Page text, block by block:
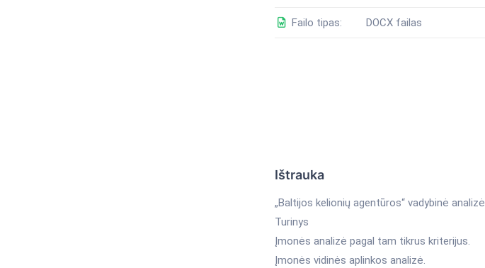
Failo tipas: DOCX failas
Ištrauka
„Baltijos kelionių agentūros“ vadybinė analizė
Turinys
Įmonės analizė pagal tam tikrus kriterijus.
Įmonės vidinės aplinkos analizė.